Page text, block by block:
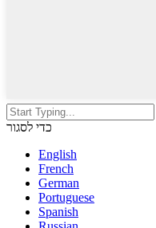
כדי לסגור
English
French
German
Portuguese
Spanish